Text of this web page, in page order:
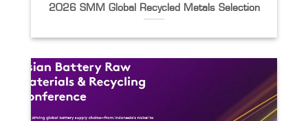
2026 SMM Global Recycled Metals Selection